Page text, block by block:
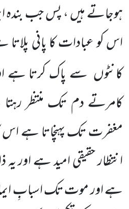
ہوجاتے ہیں ، پس جب بندہ
اس کو عبادات کا پانی
کانٹوں سے پاک کرتا ہے
کامرتے دم تک منتظر
مغفرت تک پہنچاتا ہے اس
انتظار حقیقی امید ہے اور
ہے اور موت تک اسبابِ